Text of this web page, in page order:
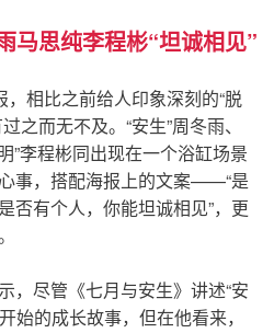
马思纯李程彬“坦诚相见”
，相比之前给人印象深刻的“脱
之而无不及。“安生”周冬雨、
”李程彬同出现在一个浴缸场景
事，搭配海报上的文案——“是
否有个人，你能坦诚相见”，更
，尽管《七月与安生》讲述“安
始的成长故事，但在他看来，